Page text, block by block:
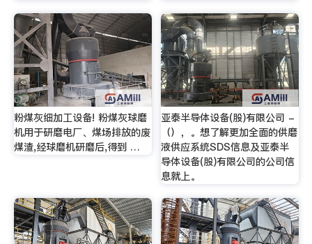
粉煤灰细加工设备! 粉煤灰球磨
机用于研磨电厂、煤场排放的废
煤渣,经球磨机研磨后,得到 …
亚泰半导体设备(股)有限公司 -
（），。想了解更加全面的供磨
液供应系统SDS信息及亚泰半
导体设备(股)有限公司的公司信
息就上。